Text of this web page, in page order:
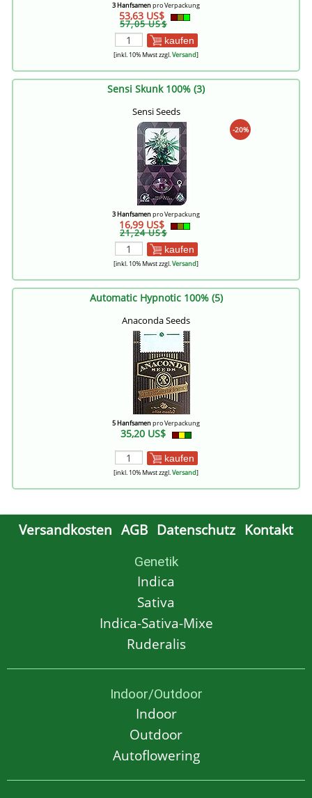
3 Hanfsamenpro Verpackung
53,63 US$
57,05 US$
kaufen
[inkl. 10% Mwst zzgl.Versand]
Sensi Skunk 100% (3)
Sensi Seeds
-20%
3 Hanfsamenpro Verpackung
16,99 US$
21,24 US$
kaufen
[inkl. 10% Mwst zzgl.Versand]
Automatic Hypnotic 100% (5)
Anaconda Seeds
5 Hanfsamenpro Verpackung
35,20 US$
kaufen
[inkl. 10% Mwst zzgl.Versand]
Versandkosten AGB Datenschutz Kontakt
Genetik
Indica
Sativa
Indica-Sativa-Mixe
Ruderalis
Indoor/Outdoor
Indoor
Outdoor
Autoflowering